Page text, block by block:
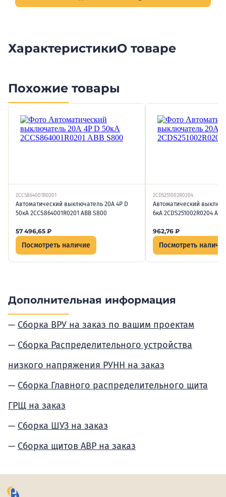
ХарактеристикиО товаре
Похожие товары
2CCS864001R0201
Автоматический выключатель 20А 4P D
50кА 2CCS864001R0201 ABB S800
57 496,65 ₽
Посмотреть наличие
2CDS251002R0204
Автоматический
6кА 2CDS251002R0204
962,76 ₽
Посмотреть
Дополнительная информация
Сборка ВРУ на заказ по вашим проектам
Сборка Распределительного устройства
низкого напряжения РУНН на заказ
Сборка Главного распределительного щита
ГРЩ на заказ
Сборка ШУЗ на заказ
Сборка щитов АВР на заказ